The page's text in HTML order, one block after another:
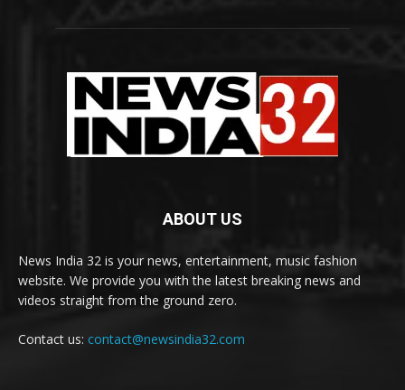
ABOUT US
News India 32 is your news, entertainment, music fashion
website. We provide you with the latest breaking news and
videos straight from the ground zero.
Contact us: contact@newsindia32.com